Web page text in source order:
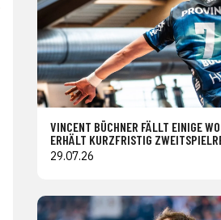
VINCENT BÜCHNER FÄLLT EINIGE
ERHÄLT KURZFRISTIG
29.07.26